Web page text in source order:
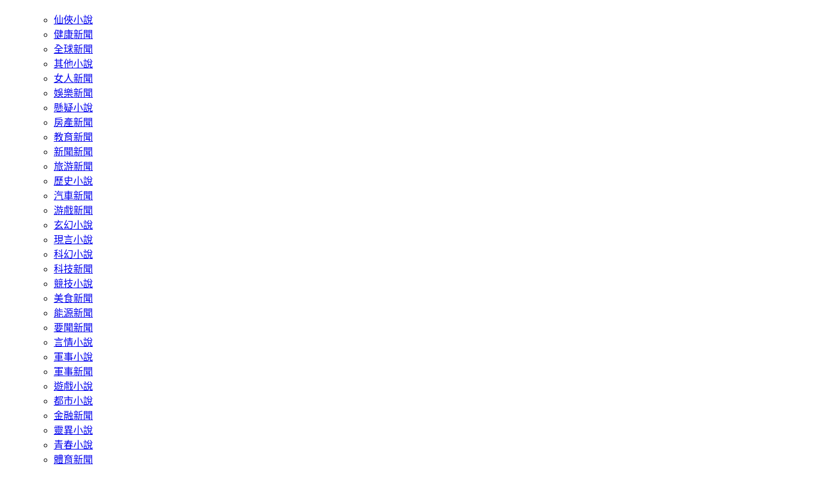
仙俠小說
健康新聞
全球新聞
其他小說
女人新聞
娛樂新聞
懸疑小說
房產新聞
教育新聞
新聞新聞
旅游新聞
歷史小說
汽車新聞
游戲新聞
玄幻小說
現言小說
科幻小說
科技新聞
競技小說
美食新聞
能源新聞
要聞新聞
言情小說
軍事小說
軍事新聞
遊戲小說
都市小說
金融新聞
靈異小說
青春小說
體育新聞